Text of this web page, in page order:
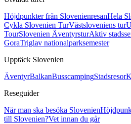
Höjdpunkter från SlovenienresanHela
Cykla Slovenien TurVästsloveniens tur
TourSlovenien ÄventyrsturAktiv
GoraTriglav nationalparksemester
Upptäck Slovenien
ÄventyrBalkanBusscampingStadsresor
Reseguider
När man ska besöka Slovenien
till Slovenien?Vet innan du går